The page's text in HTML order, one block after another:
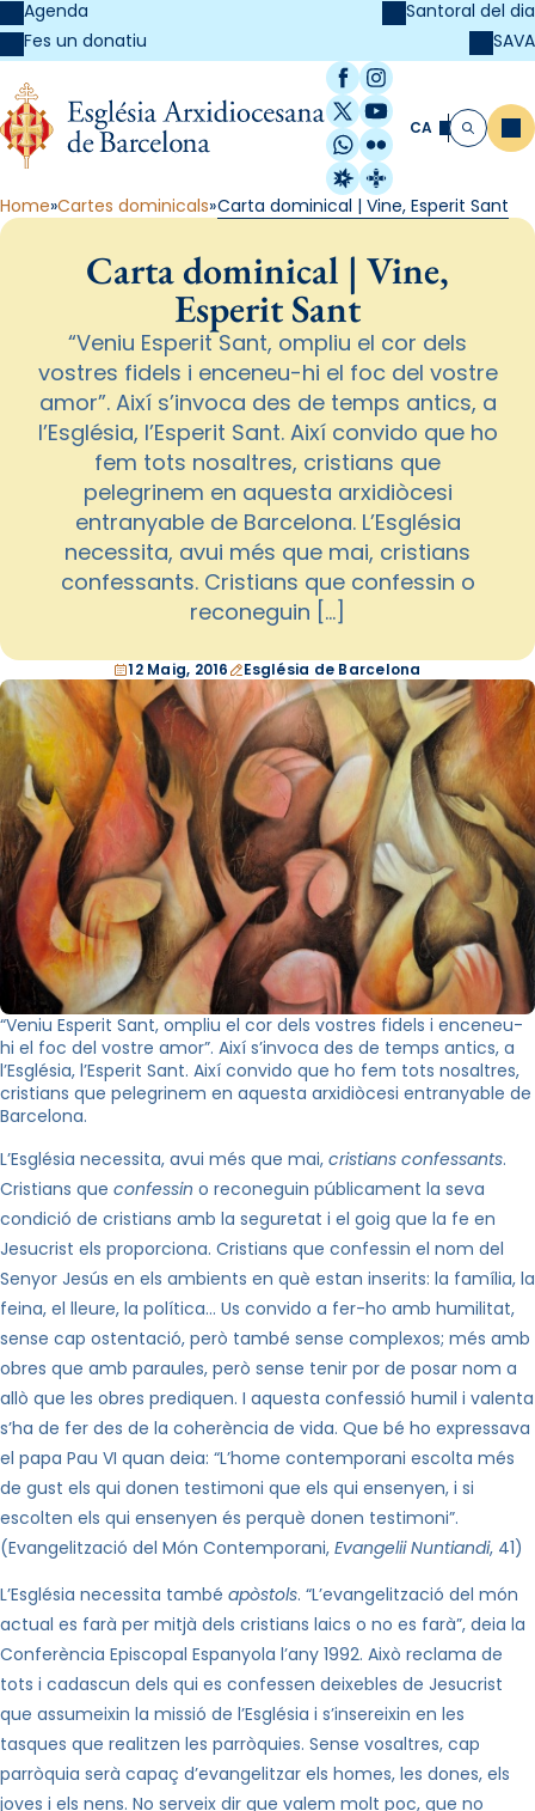
Agenda
Fes un donatiu
Santoral del dia
SAVA
Facebook
Instagram
X / Twitter
YouTube
WhatsApp
Flickr
Radio Estel
Catalunya
CA Cerca
Home Cartes dominicals Carta dominical | Vine, Esperit Sant
Carta dominical | Vine,
Esperit Sant
“Veniu Esperit Sant, ompliu el cor dels
vostres fidels i enceneu-hi el foc del vostre
amor”. Així s’invoca des de temps antics, a
l’Església, l’Esperit Sant. Així convido que ho
fem tots nosaltres, cristians que
pelegrinem en aquesta arxidiòcesi
entranyable de Barcelona. L’Església
necessita, avui més que mai, cristians
confessants. Cristians que confessin o
reconeguin […]
12 Maig, 2016 Església de Barcelona
“Veniu Esperit Sant, ompliu el cor dels vostres fidels i enceneu-
hi el foc del vostre amor”. Així s’invoca des de temps antics, a
l’Església, l’Esperit Sant. Així convido que ho fem tots nosaltres,
cristians que pelegrinem en aquesta arxidiòcesi entranyable de
Barcelona.
L’Església necessita, avui més que mai, cristians confessants.
Cristians que confessin o reconeguin públicament la seva
condició de cristians amb la seguretat i el goig que la fe en
Jesucrist els proporciona. Cristians que confessin el nom del
Senyor Jesús en els ambients en què estan inserits: la família, la
feina, el lleure, la política… Us convido a fer-ho amb humilitat,
sense cap ostentació, però també sense complexos; més amb
obres que amb paraules, però sense tenir por de posar nom a
allò que les obres prediquen. I aquesta confessió humil i valenta
s’ha de fer des de la coherència de vida. Que bé ho expressava
el papa Pau VI quan deia: “L’home contemporani escolta més
de gust els qui donen testimoni que els qui ensenyen, i si
escolten els qui ensenyen és perquè donen testimoni”.
(Evangelització del Món Contemporani, Evangelii Nuntiandi, 41)
L’Església necessita també apòstols. “L’evangelització del món
actual es farà per mitjà dels cristians laics o no es farà”, deia la
Conferència Episcopal Espanyola l’any 1992. Això reclama de
tots i cadascun dels qui es confessen deixebles de Jesucrist
que assumeixin la missió de l’Església i s’insereixin en les
tasques que realitzen les parròquies. Sense vosaltres, cap
parròquia serà capaç d’evangelitzar els homes, les dones, els
joves i els nens. No serveix dir que valem molt poc, que no